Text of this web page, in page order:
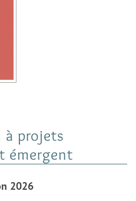
à projets
émergent
2026